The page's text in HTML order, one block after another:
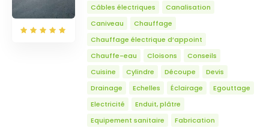
Câbles électriques
Canalisation
Caniveau
Chauffage
Chauffage électrique d’appoint
Chauffe-eau
Cloisons
Conseils
Cuisine
Cylindre Découpe
Devis
Drainage
Echelles Éclairage
Egouttage
Electricité
Enduit, plâtre
Equipement sanitaire
Fabrication